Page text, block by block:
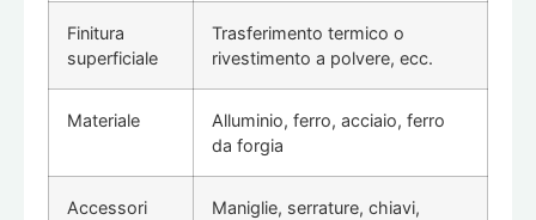
Finitura
superficiale
Trasferimento termico o
rivestimento a polvere, ecc.
Materiale
Alluminio, ferro, acciaio, ferro
da forgia
Accessori
Maniglie, serrature, chiavi,